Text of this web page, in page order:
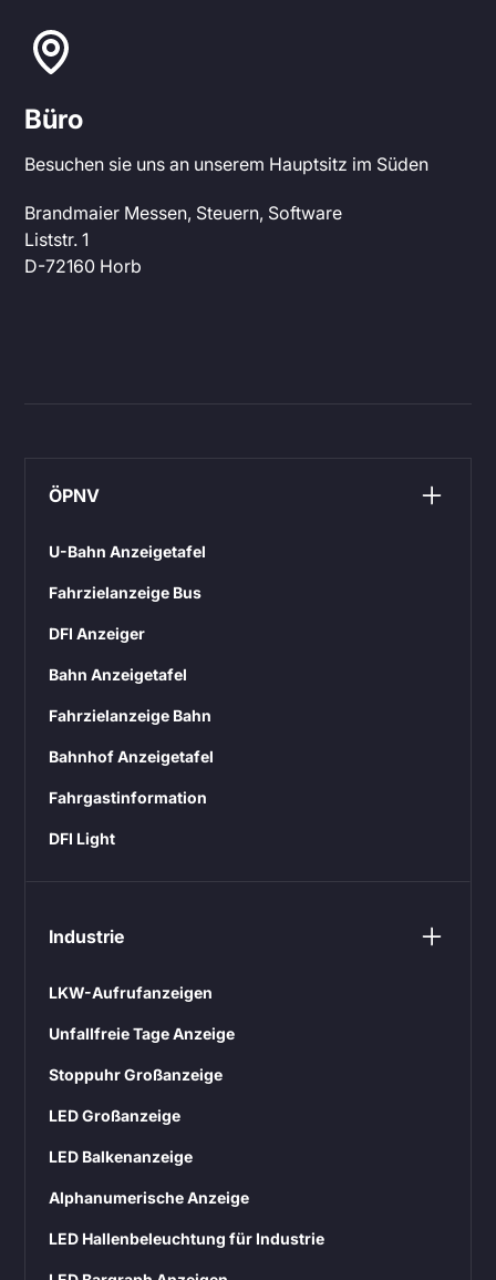
Büro
Besuchen sie uns an unserem Hauptsitz im Süden
Brandmaier Messen, Steuern, Software
Liststr. 1
D-72160 Horb
ÖPNV
U-Bahn Anzeigetafel
Fahrzielanzeige Bus
DFI Anzeiger
Bahn Anzeigetafel
Fahrzielanzeige Bahn
Bahnhof Anzeigetafel
Fahrgastinformation
DFI Light
Industrie
LKW-Aufrufanzeigen
Unfallfreie Tage Anzeige
Stoppuhr Großanzeige
LED Großanzeige
LED Balkenanzeige
Alphanumerische Anzeige
LED Hallenbeleuchtung für Industrie